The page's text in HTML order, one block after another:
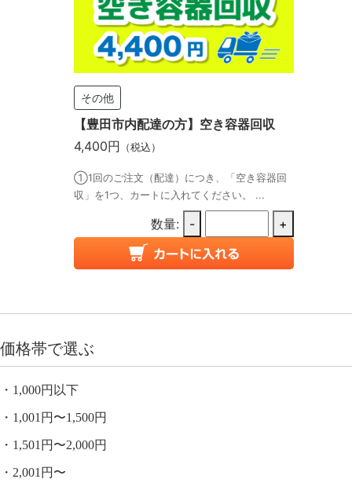
その他
【豊田市内配達の方】空き容器回収
4,400円 （税込）
①1回のご注文（配達）につき、「空き容器回
収」を1つ、カートに入れてください。 ...
数量: - +
価格帯で選ぶ
1,000円以下
1,001円〜1,500円
1,501円〜2,000円
2,001円〜